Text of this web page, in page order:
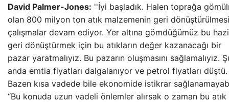
David Palmer-Jones: ''İyi başladık. Halen toprağa
olan 800 milyon ton atık malzemenin geri
çalışmalar devam ediyor. Yer altına gömdüğümüz bu
geri dönüştürmek için bu atıkların değer kazanacağı bir
pazar yaratmalıyız. Bu pazarın oluşmasını sağlamalıyız.
anda emtia fiyatları dalgalanıyor ve petrol fiyatları düştü.
Bazen kısa vadede bile ekonomide istikrar
“Bu konuda uzun vadeli önlemler alırsak o zaman bu atık